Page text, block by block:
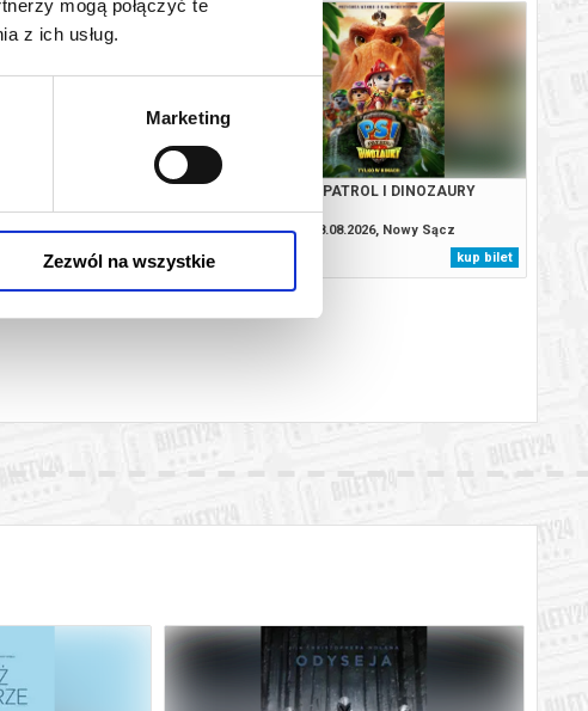
mogą połączyć te
z ich usług.
Marketing
Zezwól na wszystkie
08.08.2026, Nowy Sącz
kup bilet
PSI PATROL I DINOZAURY
08.08.2026, Nowy Sącz
kup bilet